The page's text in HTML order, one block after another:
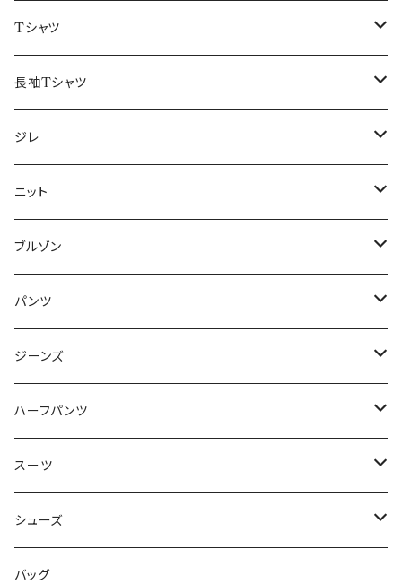
50/XL～
48/L
50/XL～
46/M
48/L
50/XL～
～44/S
46/M
48/L
50/XL～
Tシャツ
～44/S
46/M
48/L
50/XL～
長袖Tシャツ
～44/S
46/M
48/L
50/XL～
ジレ
～44/S
46/M
48/L
50/XL～
ニット
～44/S
46/M
48/L
50/XL～
ブルゾン
～44/S
46/M
48/L
50/XL～
パンツ
～44/S
46/M
48/L
50/XL～
ジーンズ
～44/S
46/M
48/L
50/XL～
ハーフパンツ
～44/S
46/M
48/L
スーツ
～44/S
46/M
シューズ
～25.5cm
バッグ